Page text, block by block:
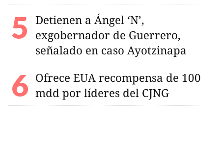
Detienen a Ángel ‘N’,
exgobernador de Guerrero,
señalado en caso Ayotzinapa
Ofrece EUA recompensa de 100
mdd por líderes del CJNG